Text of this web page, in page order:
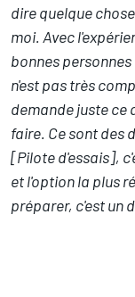
dire quelque
moi. Avec
bonnes
n'est pas très
demande juste ce
faire. Ce sont des
[Pilote d'essais],
et l'option la plus
préparer, c'est un